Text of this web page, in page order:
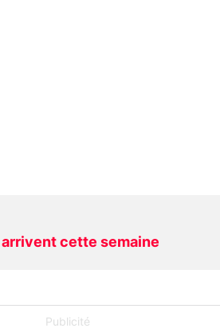
arrivent cette semaine
Publicité